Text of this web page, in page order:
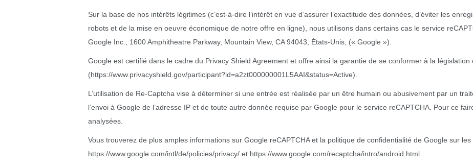
Sur la base de nos intérêts légitimes (c’est-à-dire l’intérêt en vue d’assurer l’exactitude des données, d’éviter les
robots et de la mise en oeuvre économique de notre offre en ligne), nous utilisons dans certains cas le service
Google Inc., 1600 Amphitheatre Parkway, Mountain View, CA 94043, États-Unis, (« Google »).
Google est certifié dans le cadre du Privacy Shield Agreement et offre ainsi la garantie de se conformer à la
(https://www.privacyshield.gov/participant?id=a2zt000000001L5AAI&status=Active).
L’utilisation de Re-Captcha vise à déterminer si une entrée est réalisée par un être humain ou abusivement par un
l’envoi à Google de l’adresse IP et de toute autre donnée requise par Google pour le service reCAPTCHA. Pour ce
analysées.
Vous trouverez de plus amples informations sur Google reCAPTCHA et la politique de confidentialité de Google sur les
https://www.google.com/intl/de/policies/privacy/ et https://www.google.com/recaptcha/intro/android.html..